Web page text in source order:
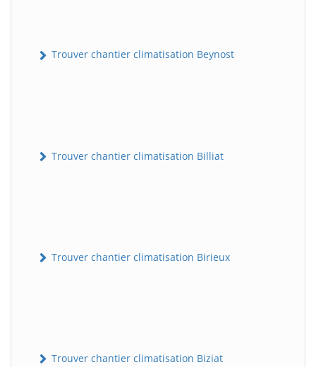
Trouver chantier climatisation Beynost
Trouver chantier climatisation Billiat
Trouver chantier climatisation Birieux
Trouver chantier climatisation Biziat